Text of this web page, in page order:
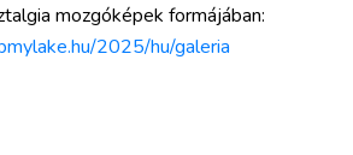
mozgóképek formájában:
2025/hu/galeria